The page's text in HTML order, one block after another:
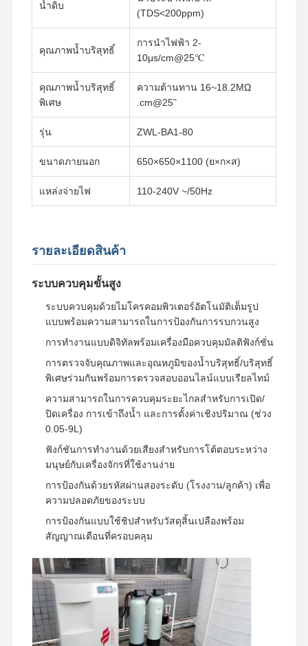
คุณภาพ
ติดต่อเรา ข่าว
กรณี
ขอใบเสนอ
ราคา
เครื่องทำน้ำบริสุทธิ์พิเศษ
ระบบกรองน้ำบริสุทธิ์พิเศษ
อุปกรณ์สําหรับน้ําที่บริสุทธิ์มาก
ระบบกรองน้ํา อุลตราเพียว
น้ำดิบ
(TDS<200ppm)
คุณภาพน้ำบริสุทธิ์
การนำไฟฟ้า 2-
10μs/cm@25℃
คุณภาพน้ำบริสุทธิ์
พิเศษ
ความต้านทาน 16~18.2MΩ
.cm@25̃
รุ่น ZWL-BA1-80
ขนาดภายนอก 650×650×1100 (ย×ก×ส)
แหล่งจ่ายไฟ 110-240V ~/50Hz
รายละเอียดสินค้า
ระบบควบคุมขั้นสูง
ระบบควบคุมด้วยไมโครคอมพิวเตอร์อัตโนมัติเต็มรูป
แบบพร้อมความสามารถในการป้องกันการรบกวนสูง
การทำงานแบบดิจิทัลพร้อมเครื่องมือควบคุมมัลติฟังก์ชั่น
การตรวจจับคุณภาพและอุณหภูมิของน้ำบริสุทธิ์/บริสุทธิ์
พิเศษร่วมกันพร้อมการตรวจสอบออนไลน์แบบเรียลไทม์
ความสามารถในการควบคุมระยะไกลสำหรับการเปิด/
ปิดเครื่อง การเข้าถึงน้ำ และการตั้งค่าเชิงปริมาณ (ช่วง
0.05-9L)
ฟังก์ชันการทำงานด้วยเสียงสำหรับการโต้ตอบระหว่าง
มนุษย์กับเครื่องจักรที่ใช้งานง่าย
การป้องกันด้วยรหัสผ่านสองระดับ (โรงงาน/ลูกค้า) เพื่อ
ความปลอดภัยของระบบ
การป้องกันแบบใช้ชิปสำหรับวัสดุสิ้นเปลืองพร้อม
สัญญาณเตือนที่ครอบคลุม